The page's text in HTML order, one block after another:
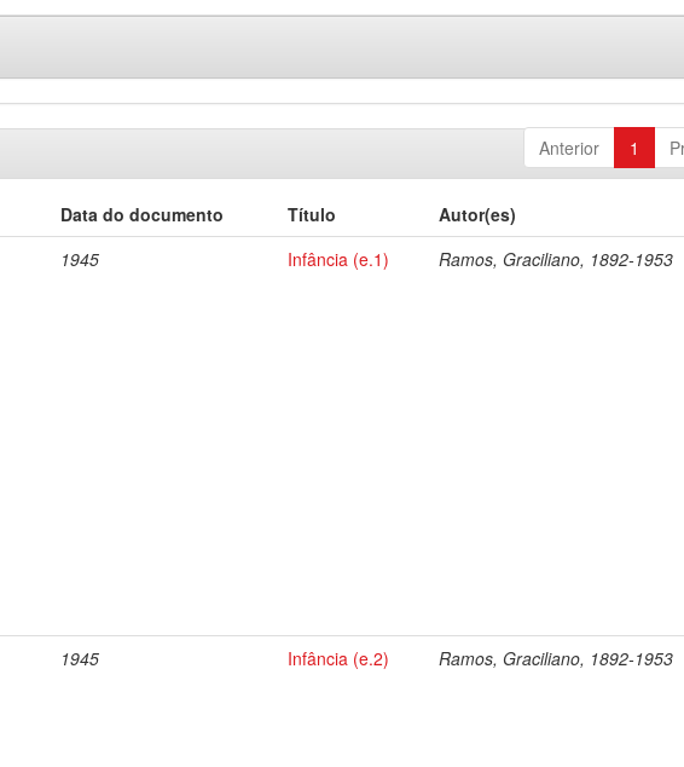
Anterior 1
Data do documento Título
Autor(es)
1945
Infância (e.1) Ramos, Graciliano, 1892-1953
1945 Infância (e.2) Ramos, Graciliano, 1892-1953